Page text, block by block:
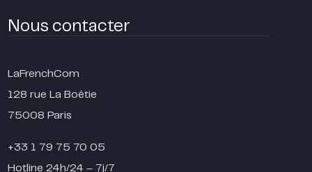
Nous contacter
LaFrenchCom
128 rue La Boétie
75008 Paris
+33 1 79 75 70 05
Hotline 24h/24 – 7j/7